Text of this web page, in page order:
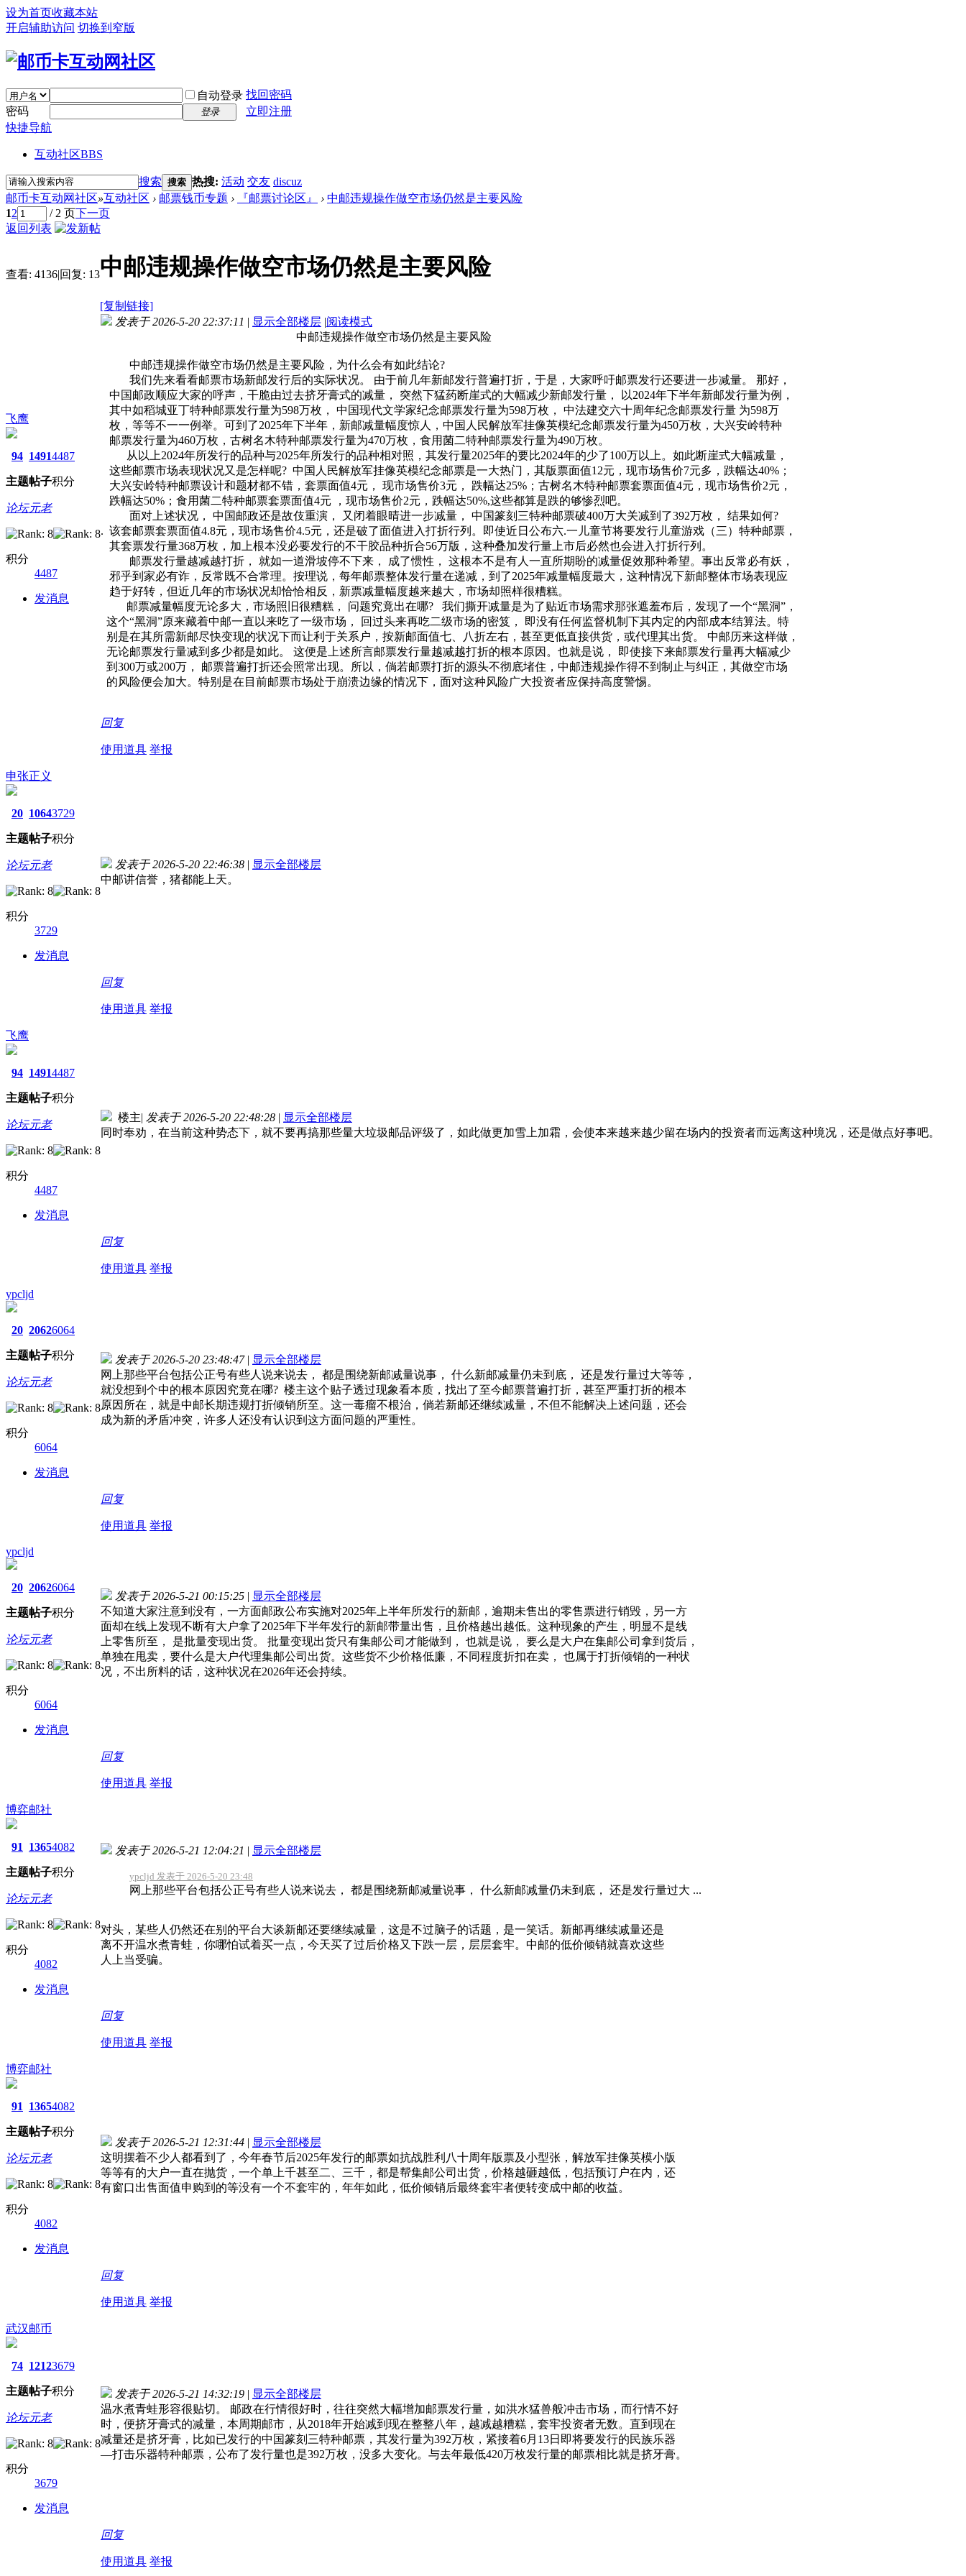
设为首页收藏本站
开启辅助访问 切换到窄版
自动登录 找回密码
密码
登录
立即注册
快捷导航
互动社区BBS
搜索 搜索 热搜: 活动 交友 discuz
邮币卡互动网社区»互动社区 › 邮票钱币专题 › 『邮票讨论区』 › 中邮违规操作做空市场仍然是主要风险
12 / 2 页下一页
返回列表
查看: 4136|回复: 13中邮违规操作做空市场仍然是主要风险
[复制链接]
飞鹰
94
主题
1491
帖子
4487
积分
论坛元老
积分
4487
发消息
发表于 2026-5-20 22:37:11 | 显示全部楼层 |阅读模式
中邮违规操作做空市场仍然是主要风险
中邮违规操作做空市场仍然是主要风险，为什么会有如此结论?
我们先来看看邮票市场新邮发行后的实际状况。 由于前几年新邮发行普遍打折，于是，大家呼吁邮票发行还要进一步减量。 那好，
中国邮政顺应大家的呼声，干脆由过去挤牙膏式的减量， 突然下猛药断崖式的大幅减少新邮发行量， 以2024年下半年新邮发行量为例，
其中如稻城亚丁特种邮票发行量为598万枚， 中国现代文学家纪念邮票发行量为598万枚， 中法建交六十周年纪念邮票发行量 为598万
枚，等等不一一例举。可到了2025年下半年，新邮减量幅度惊人，中国人民解放军挂像英模纪念邮票发行量为450万枚，大兴安岭特种
邮票发行量为460万枚，古树名木特种邮票发行量为470万枚，食用菌二特种邮票发行量为490万枚。
从以上2024年所发行的品种与2025年所发行的品种相对照，其发行量2025年的要比2024年的少了100万以上。如此断崖式大幅减量，
这些邮票市场表现状况又是怎样呢? 中国人民解放军挂像英模纪念邮票是一大热门，其版票面值12元，现市场售价7元多，跌幅达40%；
大兴安岭特种邮票设计和题材都不错，套票面值4元， 现市场售价3元， 跌幅达25%；古树名木特种邮票套票面值4元，现市场售价2元，
跌幅达50%；食用菌二特种邮票套票面值4元 ，现市场售价2元，跌幅达50%,这些都算是跌的够惨烈吧。
面对上述状况， 中国邮政还是故伎重演， 又闭着眼晴进一步减量， 中国篆刻三特种邮票破400万大关减到了392万枚， 结果如何?
. 该套邮票套票面值4.8元，现市场售价4.5元，还是破了面值进入打折行列。即使近日公布六.一儿童节将要发行儿童游戏（三）特种邮票，
其套票发行量368万枚，加上根本没必要发行的不干胶品种折合56万版，这种叠加发行量上市后必然也会进入打折行列。
邮票发行量越减越打折， 就如一道滑坡停不下来， 成了惯性， 这根本不是有人一直所期盼的减量促效那种希望。事出反常必有妖，
邪乎到家必有诈，反常既不合常理。按理说，每年邮票整体发行量在递减，到了2025年减量幅度最大，这种情况下新邮整体市场表现应
趋于好转，但近几年的市场状况却恰恰相反，新票减量幅度越来越大，市场却照样很糟糕。
邮票减量幅度无论多大，市场照旧很糟糕， 问题究竟出在哪? 我们撕开减量是为了贴近市场需求那张遮羞布后，发现了一个“黑洞”，
这个“黑洞”原来藏着中邮一直以来吃了一级市场， 回过头来再吃二级市场的密笈， 即没有任何监督机制下其内定的内部成本结算法。特
别是在其所需新邮尽快变现的状况下而让利于关系户，按新邮面值七、八折左右，甚至更低直接供货，或代理其出货。 中邮历来这样做，
无论邮票发行量减到多少都是如此。 这便是上述所言邮票发行量越减越打折的根本原因。也就是说， 即使接下来邮票发行量再大幅减少
到300万或200万， 邮票普遍打折还会照常出现。所以，倘若邮票打折的源头不彻底堵住，中邮违规操作得不到制止与纠正，其做空市场
的风险便会加大。特别是在目前邮票市场处于崩溃边缘的情况下，面对这种风险广大投资者应保持高度警惕。
回复
使用道具 举报
申张正义
20
主题
1064
帖子
3729
积分
论坛元老
积分
3729
发消息
发表于 2026-5-20 22:46:38 | 显示全部楼层
中邮讲信誉，猪都能上天。
回复
使用道具 举报
飞鹰
94
主题
1491
帖子
4487
积分
论坛元老
积分
4487
发消息
楼主| 发表于 2026-5-20 22:48:28 | 显示全部楼层
同时奉劝，在当前这种势态下，就不要再搞那些量大垃圾邮品评级了，如此做更加雪上加霜，会使本来越来越少留在场内的投资者而远离这种境况，还是做点好事吧。
回复
使用道具 举报
ypcljd
20
主题
2062
帖子
6064
积分
论坛元老
积分
6064
发消息
发表于 2026-5-20 23:48:47 | 显示全部楼层
网上那些平台包括公正号有些人说来说去， 都是围绕新邮减量说事， 什么新邮减量仍未到底， 还是发行量过大等等，
就没想到个中的根本原因究竟在哪? 楼主这个贴子透过现象看本质，找出了至今邮票普遍打折，甚至严重打折的根本
原因所在，就是中邮长期违规打折倾销所至。这一毒瘤不根治，倘若新邮还继续减量，不但不能解决上述问题，还会
成为新的矛盾冲突，许多人还没有认识到这方面问题的严重性。
回复
使用道具 举报
ypcljd
20
主题
2062
帖子
6064
积分
论坛元老
积分
6064
发消息
发表于 2026-5-21 00:15:25 | 显示全部楼层
不知道大家注意到没有，一方面邮政公布实施对2025年上半年所发行的新邮，逾期未售出的零售票进行销毁，另一方
面却在线上发现不断有大户拿了2025年下半年发行的新邮带量出售，且价格越出越低。这种现象的产生，明显不是线
上零售所至， 是批量变现出货。 批量变现出货只有集邮公司才能做到， 也就是说， 要么是大户在集邮公司拿到货后，
单独在甩卖，要什么是大户代理集邮公司出货。这些货不少价格低廉，不同程度折扣在卖， 也属于打折倾销的一种状
况，不出所料的话，这种状况在2026年还会持续。
回复
使用道具 举报
博弈邮社
91
主题
1365
帖子
4082
积分
论坛元老
积分
4082
发消息
发表于 2026-5-21 12:04:21 | 显示全部楼层
ypcljd 发表于 2026-5-20 23:48
网上那些平台包括公正号有些人说来说去， 都是围绕新邮减量说事， 什么新邮减量仍未到底， 还是发行量过大 ...
对头，某些人仍然还在别的平台大谈新邮还要继续减量，这是不过脑子的话题，是一笑话。新邮再继续减量还是
离不开温水煮青蛙，你哪怕试着买一点，今天买了过后价格又下跌一层，层层套牢。中邮的低价倾销就喜欢这些
人上当受骗。
回复
使用道具 举报
博弈邮社
91
主题
1365
帖子
4082
积分
论坛元老
积分
4082
发消息
发表于 2026-5-21 12:31:44 | 显示全部楼层
这明摆着不少人都看到了，今年春节后2025年发行的邮票如抗战胜利八十周年版票及小型张，解放军挂像英模小版
等等有的大户一直在抛货，一个单上千甚至二、三千，都是帮集邮公司出货，价格越砸越低，包括预订户在内，还
有窗口出售面值申购到的等没有一个不套牢的，年年如此，低价倾销后最终套牢者便转变成中邮的收益。
回复
使用道具 举报
武汉邮币
74
主题
1212
帖子
3679
积分
论坛元老
积分
3679
发消息
发表于 2026-5-21 14:32:19 | 显示全部楼层
温水煮青蛙形容很贴切。 邮政在行情很好时，往往突然大幅增加邮票发行量，如洪水猛兽般冲击市场，而行情不好
时，便挤牙膏式的减量，本周期邮市，从2018年开始减到现在整整八年，越减越糟糕，套牢投资者无数。直到现在
减量还是挤牙膏，比如已发行的中国篆刻三特种邮票，其发行量为392万枚，紧接着6月13日即将要发行的民族乐器
—打击乐器特种邮票，公布了发行量也是392万枚，没多大变化。与去年最低420万枚发行量的邮票相比就是挤牙膏。
回复
使用道具 举报